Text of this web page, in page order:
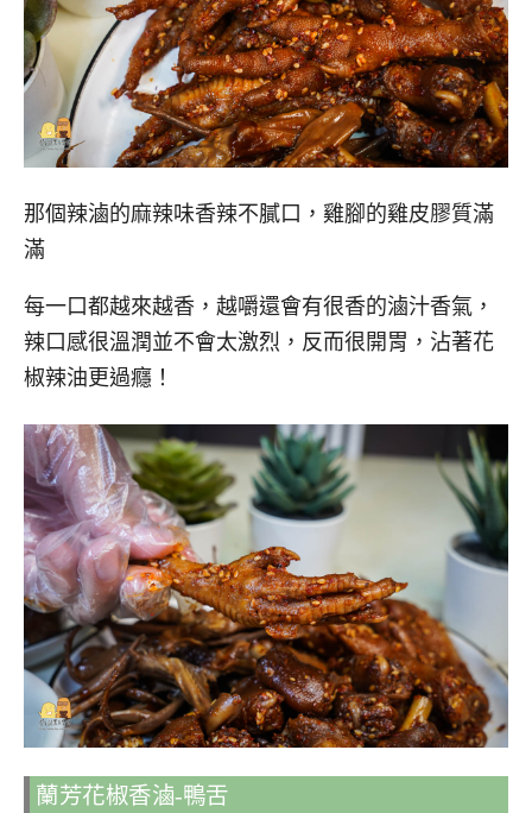
那個辣滷的麻辣味香辣不膩口，雞腳的雞皮膠質滿
滿
每一口都越來越香，越嚼還會有很香的滷汁香氣，
辣口感很溫潤並不會太激烈，反而很開胃，沾著花
椒辣油更過癮！
蘭芳花椒香滷-鴨舌